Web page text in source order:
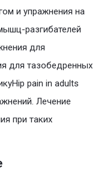
и упражнения на
разгибателей
для
для тазобедренных
pain in adults
Лечение
при таких